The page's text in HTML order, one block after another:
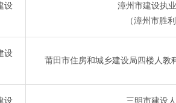
设
漳州市建设执
（漳州市胜
设
莆田市住房和城乡建设局四楼人教
设 三明市建设